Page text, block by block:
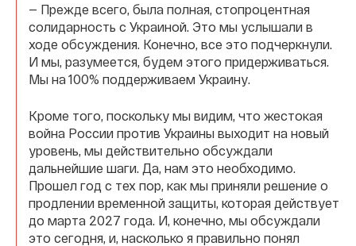
— Прежде всего, была полная, стопроцентная
солидарность с Украиной. Это мы услышали в
ходе обсуждения. Конечно, все это подчеркнули.
И мы, разумеется, будем этого придерживаться.
Мы на 100% поддерживаем Украину.
Кроме того, поскольку мы видим, что жестокая
война России против Украины выходит на новый
уровень, мы действительно обсуждали
дальнейшие шаги. Да, нам это необходимо.
Прошел год с тех пор, как мы приняли решение о
продлении временной защиты, которая действует
до марта 2027 года. И, конечно, мы обсуждали
это сегодня, и, насколько я правильно понял